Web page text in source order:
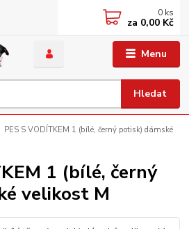
Menu
Hledat
0 ks
za 0,00 Kč
PES S VODÍTKEM 1 (bílé, černý potisk) dámské
1 (bílé, černý
velikost M